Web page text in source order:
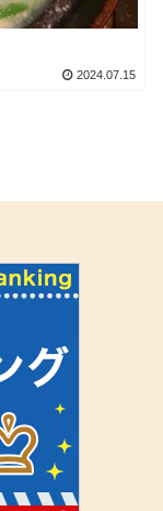
2024.07.15